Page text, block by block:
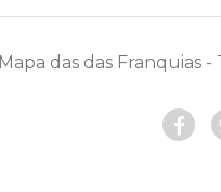
Mapa das das Franquias